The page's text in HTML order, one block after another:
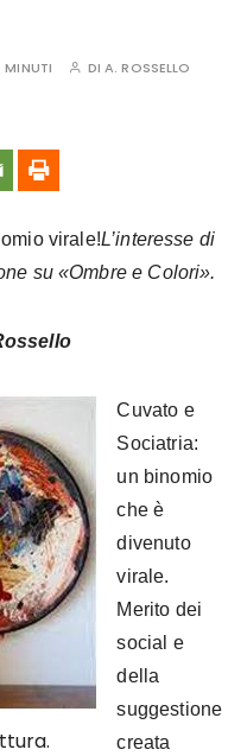
MINUTI DI A. ROSSELLO
virale!L’interesse di
su «Ombre e Colori».
Cuvato e
Sociatria:
un binomio
che è
divenuto
virale.
Merito dei
social e
della
suggestione
creata